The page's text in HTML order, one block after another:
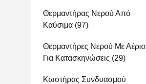
Θερμαντήρας Νερού Από
Καύσιμα (97)
Θερμαντήρες Νερού Με Αέριο
Για Κατασκηνώσεις (29)
Κωστήρας Συνδυασμού